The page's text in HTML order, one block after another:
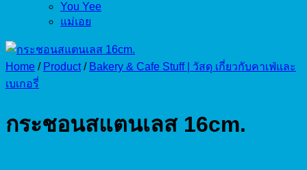
You Yee
แม่เอย
Home / Product / Bakery & Cafe Stuff | วัสดุ เกี่ยวกับคาเฟ่และ
เบเกอรี่
กระชอนสแตนเลส 16cm.